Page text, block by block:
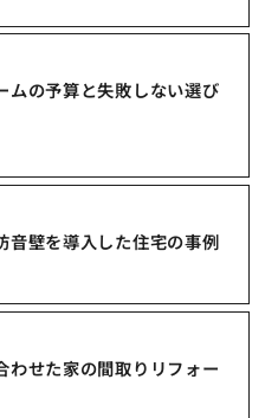
ムの予算と失敗しない選び
音壁を導入した住宅の事例
わせた家の間取りリフォー